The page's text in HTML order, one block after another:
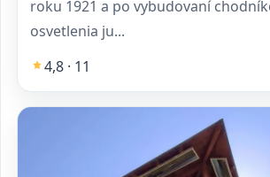
roku 1921 a po vybudovaní
osvetlenia ju...
4,8 · 11